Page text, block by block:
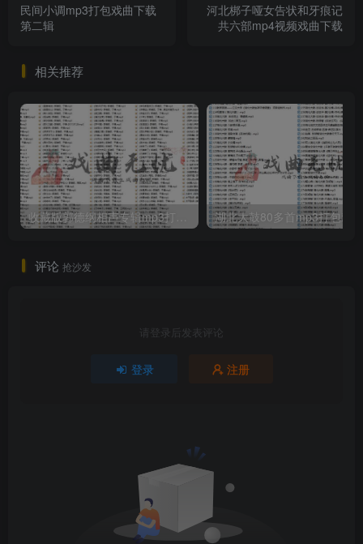
民间小调mp3打包戏曲下载
第二辑
河北梆子哑女告状和牙痕记
共六部mp4视频戏曲下载
相关推荐
评论 抢沙发
请登录后发表评论
登录 注册